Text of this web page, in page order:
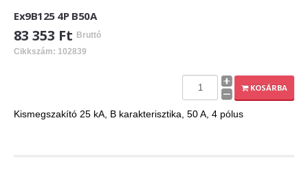
Ex9B125 4P B50A
83 353 Ft Bruttó
Cikkszám: 102839
KOSÁRBA
Kismegszakító 25 kA, B karakterisztika, 50 A, 4 pólus